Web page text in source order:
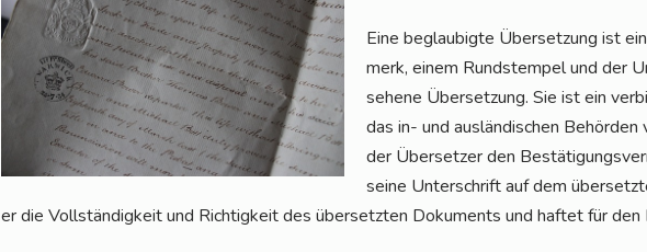
Eine beglau­big­te Über­set­zung ist
merk, einem Rund­s­tem­pel und der
se­he­ne Über­set­zung. Sie ist ein
das in- und aus­län­di­schen
der Über­set­zer den
sei­ne Unter­schrift auf dem
er die Voll­stän­dig­keit und Rich­tig­keit des über­setz­ten Doku­ments und haf­tet für den